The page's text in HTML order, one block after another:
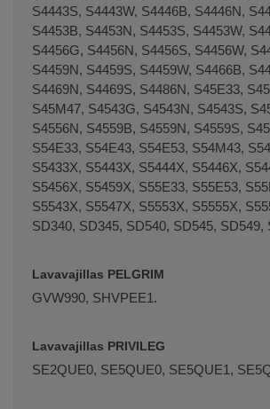
S4443S, S4443W, S4446B, S4446N,
S4453B, S4453N, S4453S, S4453W,
S4456G, S4456N, S4456S, S4456W,
S4459N, S4459S, S4459W, S4466B,
S4469N, S4469S, S4486N, S45E33,
S45M47, S4543G, S4543N, S4543S,
S4556N, S4559B, S4559N, S4559S,
S54E33, S54E43, S54E53, S54M43,
S5433X, S5443X, S5444X, S5446X,
S5456X, S5459X, S55E33, S55E53,
S5543X, S5547X, S5553X, S5555X,
SD340, SD345, SD540, SD545, SD549,
Lavavajillas PELGRIM
GVW990, SHVPEE1.
Lavavajillas PRIVILEG
SE2QUE0, SE5QUE0, SE5QUE1,